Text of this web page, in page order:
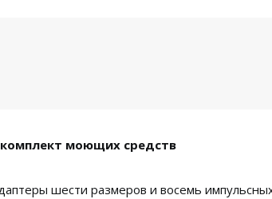
комплект моющих средств
шести размеров и восемь